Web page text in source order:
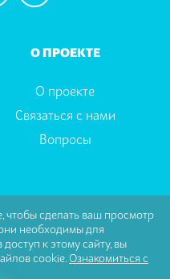
О ПРОЕКТЕ
О проекте
Связаться с нами
Вопросы
| Политика
чтобы сделать ваш просмотр
необходимы для
к этому сайту, вы
cookie. Ознакомиться с